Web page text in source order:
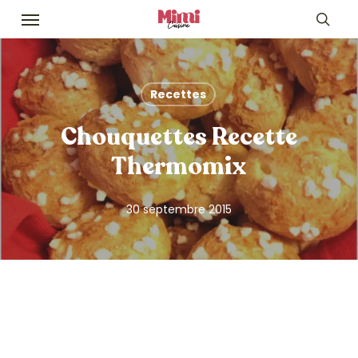
Skip
content
Menu
Recettes
Chouquettes Recette
Thermomix
30 septembre 2015